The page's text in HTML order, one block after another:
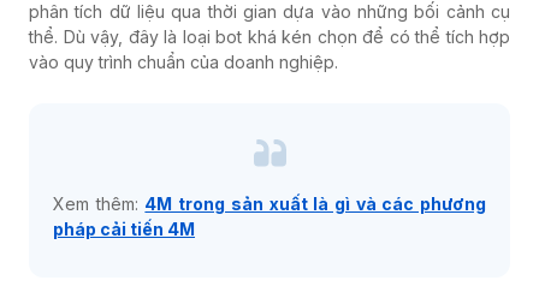
phân tích dữ liệu qua thời gian dựa vào những bối cảnh cụ
thể. Dù vậy, đây là loại bot khá kén chọn để có thể tích hợp
vào quy trình chuẩn của doanh nghiệp.
Xem thêm: 4M trong sản xuất là gì và các phương
pháp cải tiến 4M